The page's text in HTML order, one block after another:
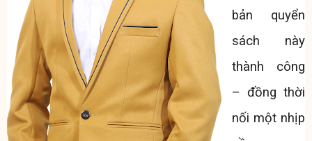
bản quyển
sách này
thành công
– đồng thời
nối một nhịp